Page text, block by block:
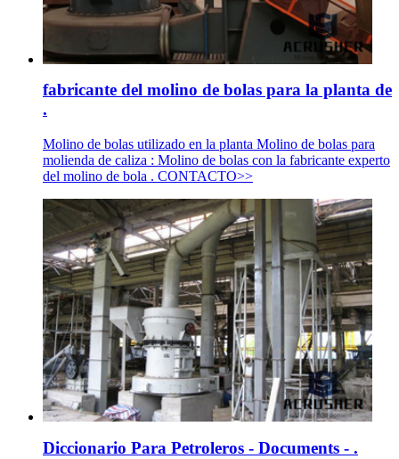
fabricante del molino de bolas para la planta de
.
Molino de bolas utilizado en la planta Molino de bolas para
molienda de caliza : Molino de bolas con la fabricante experto
del molino de bola . CONTACTO>>
Diccionario Para Petroleros - Documents - .